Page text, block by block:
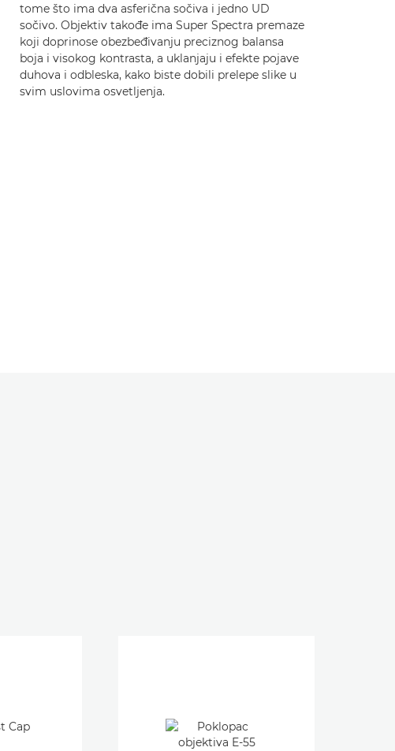
tome što ima dva asferična sočiva i jedno UD
sočivo. Objektiv takođe ima Super Spectra premaze
koji doprinose obezbeđivanju preciznog balansa
boja i visokog kontrasta, a uklanjaju i efekte pojave
duhova i odbleska, kako biste dobili prelepe slike u
svim uslovima osvetljenja.